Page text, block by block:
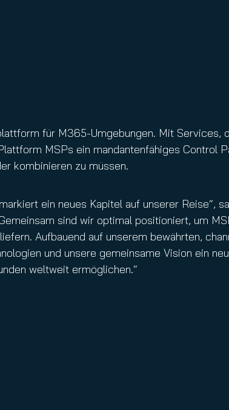
für M365-Umgebungen. Mit Services,
MSPs ein mandantenfähiges Control
kombinieren zu müssen.
ein neues Kapitel auf unserer Reise“,
sind wir optimal positioniert, um
Aufbauend auf unserem bewährten,
und unsere gemeinsame Vision ein
weltweit ermöglichen.“